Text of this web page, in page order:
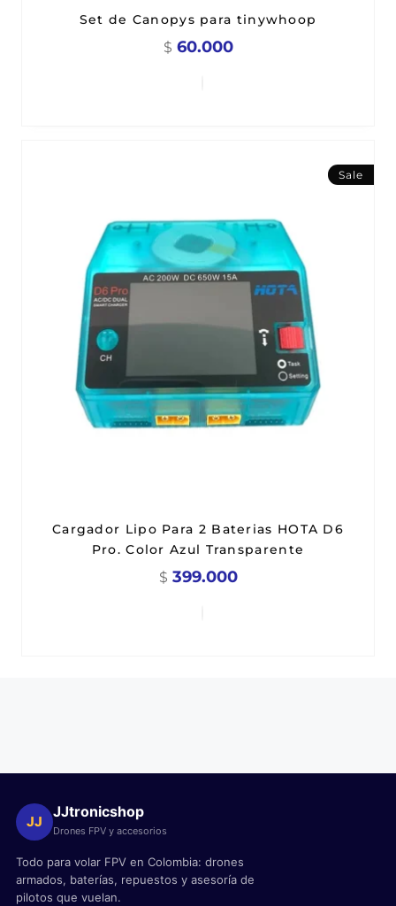
Set de Canopys para tinywhoop
$ 60.000
Sale
Cargador Lipo Para 2 Baterias HOTA D6
Pro. Color Azul Transparente
$ 399.000
JJ
JJtronicshop
Drones FPV y accesorios
Todo para volar FPV en Colombia: drones
armados, baterías, repuestos y asesoría de
pilotos que vuelan.